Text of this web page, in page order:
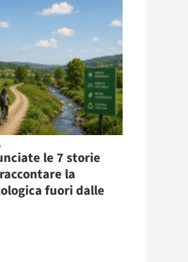
le 7 storie
la
fuori dalle